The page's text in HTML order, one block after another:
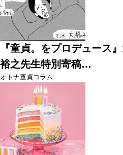
『童貞。をプロデュース
裕之先生特別寄稿…
オトナ童貞コラム